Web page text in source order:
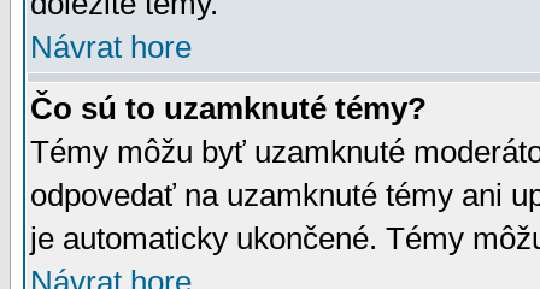
Návrat hore
Čo sú to uzamknuté témy?
Témy môžu byť uzamknuté
odpovedať na uzamknuté témy ani
je automaticky ukončené. Témy
Návrat hore